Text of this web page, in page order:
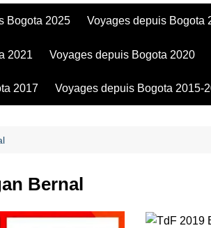
Bogota 2025 Voyages depuis Bogota
2021 Voyages depuis Bogota 2020
2017 Voyages depuis Bogota 2015-
Bernal